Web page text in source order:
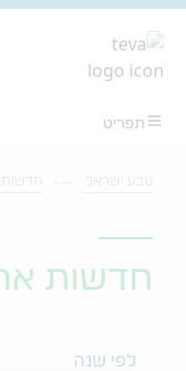
חדשות
לפי שנה